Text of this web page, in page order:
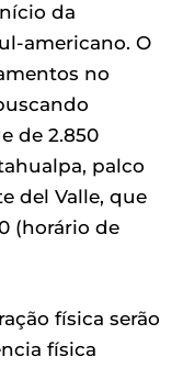
da
americano. O
no
de 2.850
palco
del Valle, que
(horário de
física serão
física